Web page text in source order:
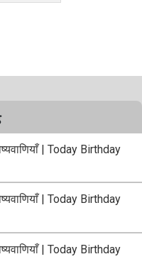
| Today Birthday
| Today Birthday
| Today Birthday